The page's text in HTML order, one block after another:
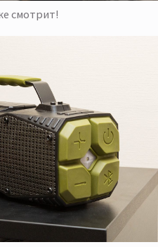
смотрит!